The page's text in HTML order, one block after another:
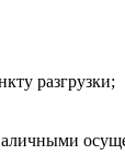
разгрузки;